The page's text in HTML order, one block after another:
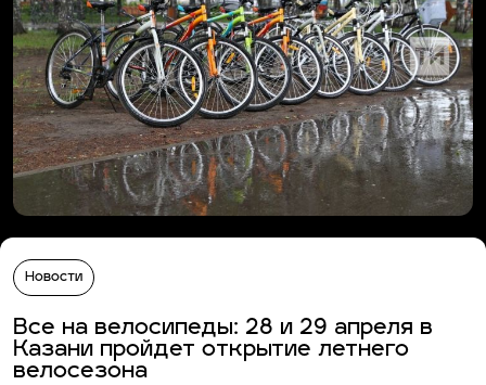
Новости
Все на велосипеды: 28 и 29 апреля в
Казани пройдет открытие летнего
велосезона